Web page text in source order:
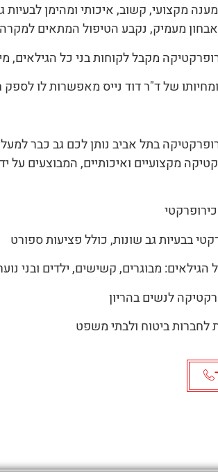
מקצועי, קשוב, איכותי ומהימן
מעמיק, נקבע הטיפול המתאים
מקבל לקוחות בני כל הגילאים,
של ד"ר דוד נייס מאפשרות לו
בתל אביב נותן לכם גב כבר למעלה מ-
מקצועיים ואיכותיים, המבוצעים על
כירופרקטי
בבעיות גב שונות, כולל פציעות ספורט
הגילאים: מבוגרים, קשישים, ילדים ובני
לנשים בהריון
לחברות ביטוח ולבתי משפט